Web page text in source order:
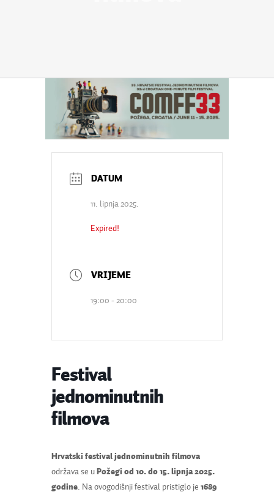
11. lipnja 2025.
Expired!
19:00 - 20:00
Festival
jednominutnih
filmova
Hrvatski festival jednominutnih filmova
održava se uPožegi od 10. do 15. lipnja 2025.
godine. Na ovogodišnji festival pristiglo je 1689